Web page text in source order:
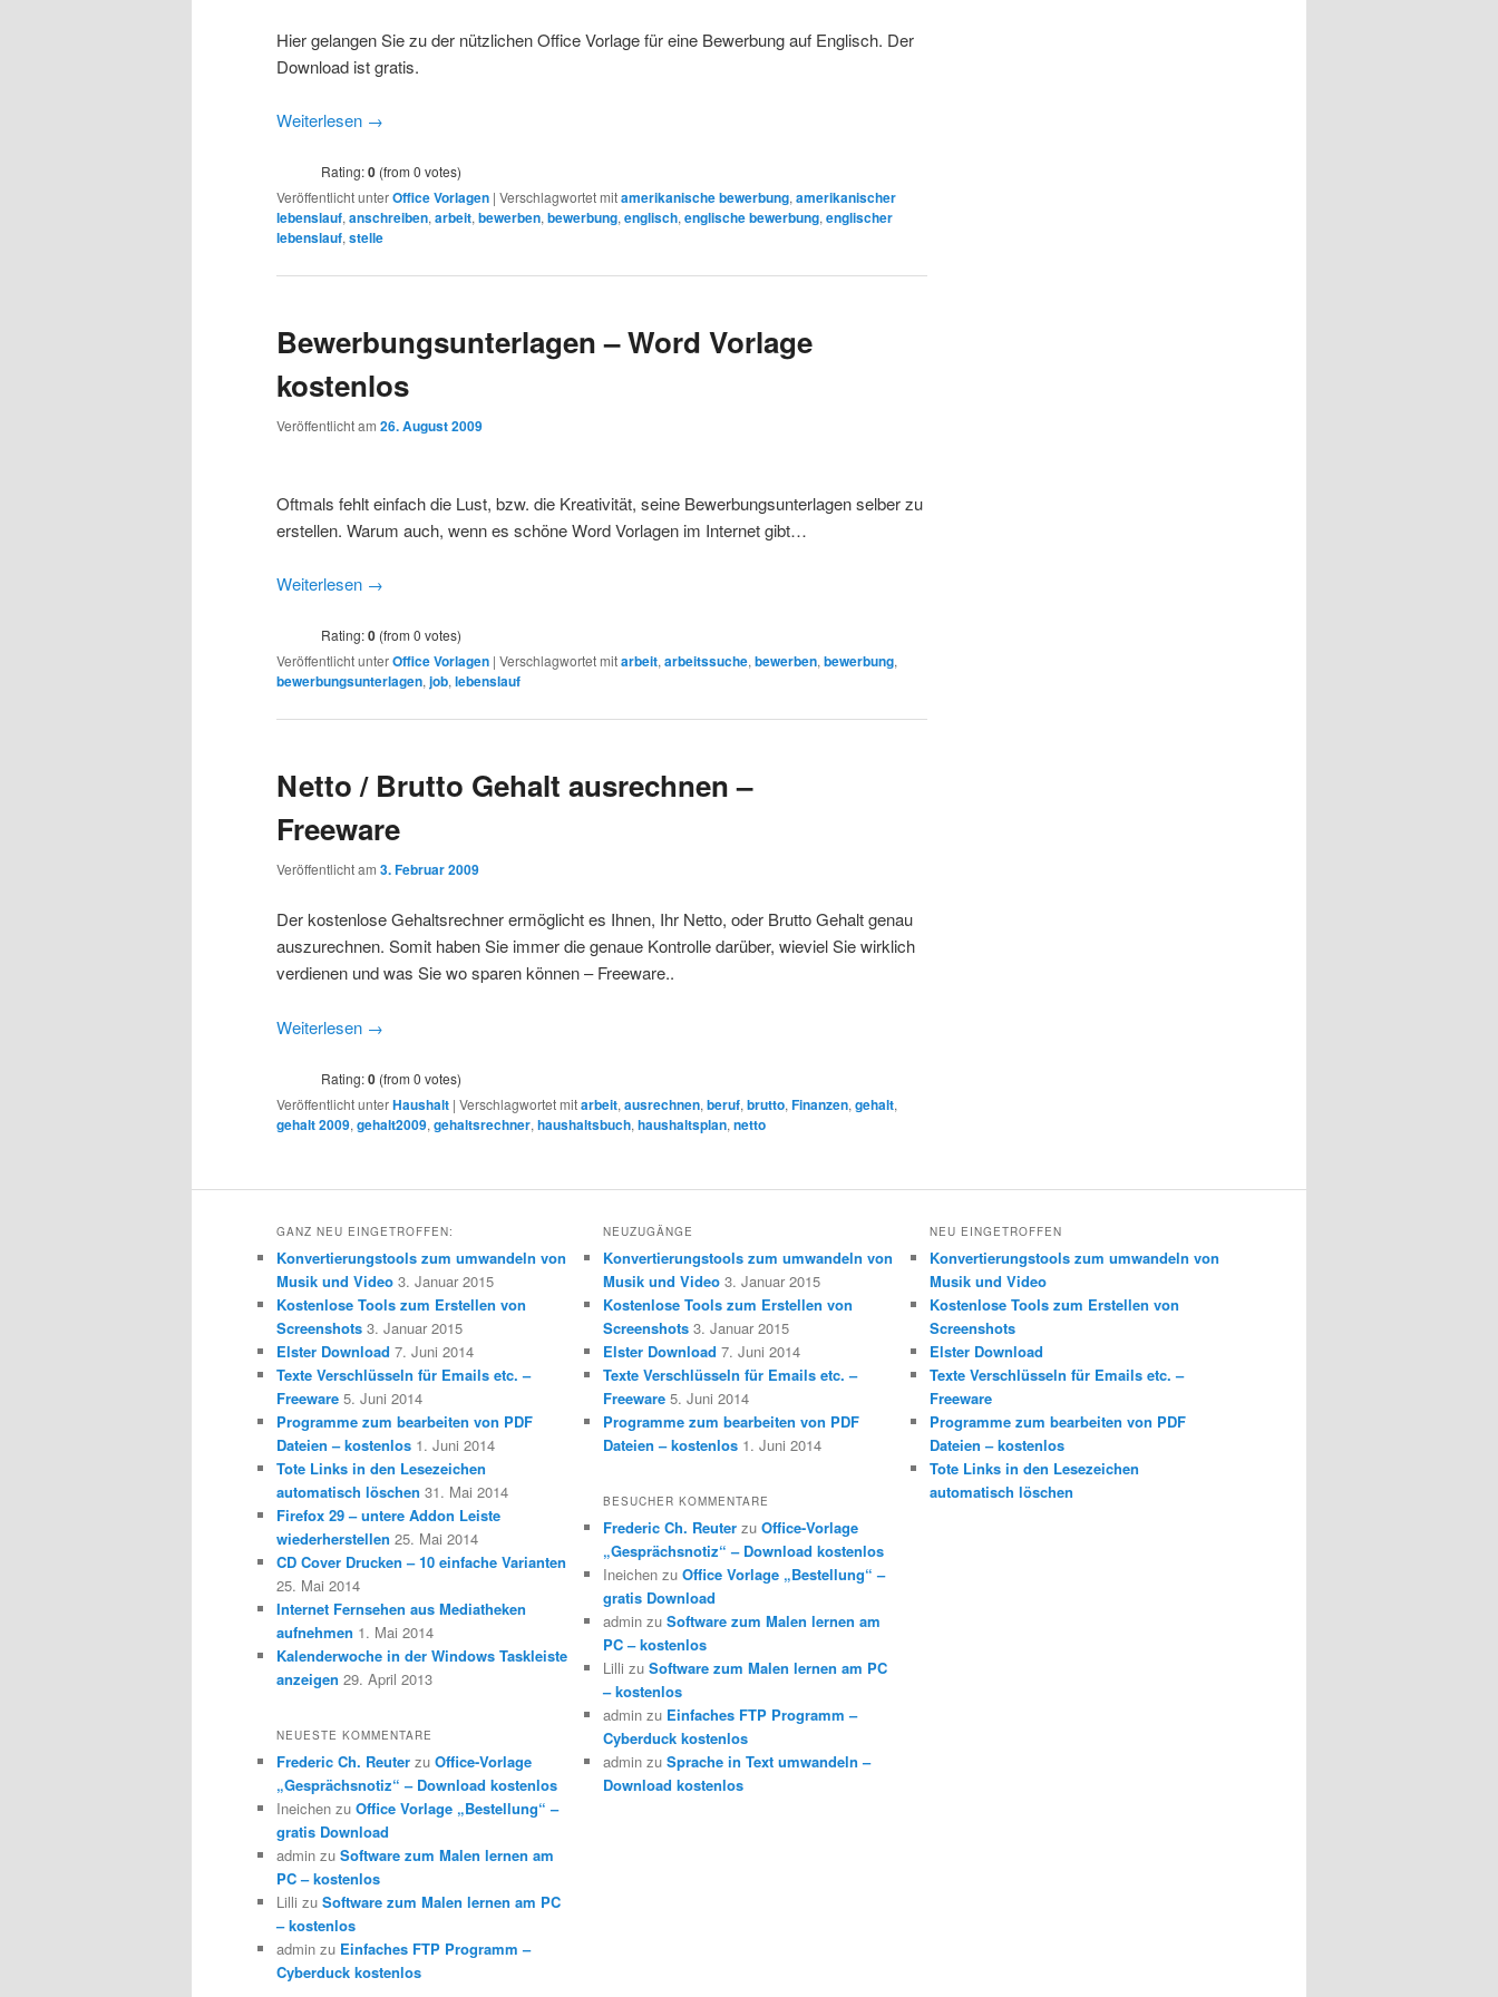
Hier gelangen Sie zu der nützlichen Office Vorlage für eine Bewerbung auf Englisch. Der
Download ist gratis.
Weiterlesen →
Rating:0 (from 0 votes)
Veröffentlicht unterOffice Vorlagen | Verschlagwortet mitamerikanische bewerbung, amerikanischer
lebenslauf, anschreiben, arbeit, bewerben, bewerbung, englisch, englische bewerbung, englischer
lebenslauf, stelle
Bewerbungsunterlagen – Word Vorlage
kostenlos
Veröffentlicht am 26. August 2009
Oftmals fehlt einfach die Lust, bzw. die Kreativität, seine Bewerbungsunterlagen selber zu
erstellen. Warum auch, wenn es schöne Word Vorlagen im Internet gibt…
Weiterlesen →
Rating:0 (from 0 votes)
Veröffentlicht unterOffice Vorlagen | Verschlagwortet mitarbeit, arbeitssuche, bewerben, bewerbung,
bewerbungsunterlagen, job, lebenslauf
Netto / Brutto Gehalt ausrechnen –
Freeware
Veröffentlicht am 3. Februar 2009
Der kostenlose Gehaltsrechner ermöglicht es Ihnen, Ihr Netto, oder Brutto Gehalt genau
auszurechnen. Somit haben Sie immer die genaue Kontrolle darüber, wieviel Sie wirklich
verdienen und was Sie wo sparen können – Freeware..
Weiterlesen →
Rating:0 (from 0 votes)
Veröffentlicht unterHaushalt | Verschlagwortet mitarbeit, ausrechnen, beruf, brutto, Finanzen, gehalt,
gehalt 2009, gehalt2009, gehaltsrechner, haushaltsbuch, haushaltsplan, netto
GANZ NEU EINGETROFFEN:
Konvertierungstools zum umwandeln von
Musik und Video 3. Januar 2015
Kostenlose Tools zum Erstellen von
Screenshots 3. Januar 2015
Elster Download 7. Juni 2014
Texte Verschlüsseln für Emails etc. –
Freeware 5. Juni 2014
Programme zum bearbeiten von PDF
Dateien – kostenlos 1. Juni 2014
Tote Links in den Lesezeichen
automatisch löschen 31. Mai 2014
Firefox 29 – untere Addon Leiste
wiederherstellen 25. Mai 2014
CD Cover Drucken – 10 einfache Varianten
25. Mai 2014
Internet Fernsehen aus Mediatheken
aufnehmen 1. Mai 2014
Kalenderwoche in der Windows Taskleiste
anzeigen 29. April 2013
NEUESTE KOMMENTARE
Frederic Ch. Reuter zu Office-Vorlage
„Gesprächsnotiz“ – Download kostenlos
Ineichen zu Office Vorlage „Bestellung“ –
gratis Download
admin zu Software zum Malen lernen am
PC – kostenlos
Lilli zu Software zum Malen lernen am PC
– kostenlos
admin zu Einfaches FTP Programm –
Cyberduck kostenlos
NEUZUGÄNGE
Konvertierungstools zum umwandeln von
Musik und Video 3. Januar 2015
Kostenlose Tools zum Erstellen von
Screenshots 3. Januar 2015
Elster Download 7. Juni 2014
Texte Verschlüsseln für Emails etc. –
Freeware 5. Juni 2014
Programme zum bearbeiten von PDF
Dateien – kostenlos 1. Juni 2014
BESUCHER KOMMENTARE
Frederic Ch. Reuterzu Office-Vorlage
„Gesprächsnotiz“ – Download kostenlos
Ineichenzu Office Vorlage „Bestellung“ –
gratis Download
adminzu Software zum Malen lernen am
PC – kostenlos
Lilli zu Software zum Malen lernen am PC
– kostenlos
adminzu Einfaches FTP Programm –
Cyberduck kostenlos
adminzu Sprache in Text umwandeln –
Download kostenlos
NEU EINGETROFFEN
Konvertierungstools zum umwandeln von
Musik und Video
Kostenlose Tools zum Erstellen von
Screenshots
Elster Download
Texte Verschlüsseln für Emails etc. –
Freeware
Programme zum bearbeiten von PDF
Dateien – kostenlos
Tote Links in den Lesezeichen
automatisch löschen